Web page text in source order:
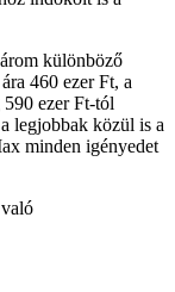
különböző
460 ezer Ft, a
ezer Ft-tól
legjobbak közül is a
minden igényedet